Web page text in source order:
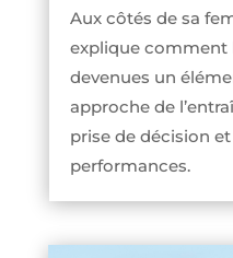
Aux côtés de sa
explique comment
devenues un
approche de
prise de décision
performances.